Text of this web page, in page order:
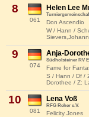
8
061
Helen Lee
Don Ascendio
W / Hann /
Sievers,Johann
9
074
Anja-
Südholsteiner RV
Fame for
S / Hann / Df /
Dorothee / Z:
10
081
Lena Voß
RFG Reher e.V.
Felicity Jones